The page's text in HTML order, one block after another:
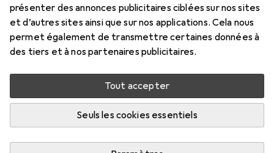
présenter des annonces publicitaires ciblées sur nos sites
et d’autres sites ainsi que sur nos applications. Cela nous
permet également de transmettre certaines données à
des tiers et à nos partenaires publicitaires.
Tout accepter
Seuls les cookies essentiels